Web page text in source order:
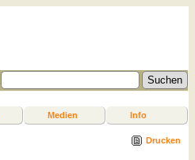
Medien Info
Drucken